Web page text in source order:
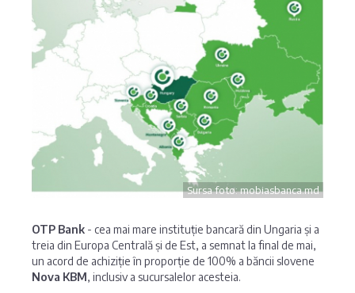
ProCredit Bank
Victoriabank
Sursa foto: mobiasbanca.md
OTP Bank - cea mai mare instituție bancară din Ungaria și a
treia din Europa Centrală și de Est, a semnat la final de mai,
un acord de achiziție în proporție de 100% a băncii slovene
Nova KBM, inclusiv a sucursalelor acesteia.